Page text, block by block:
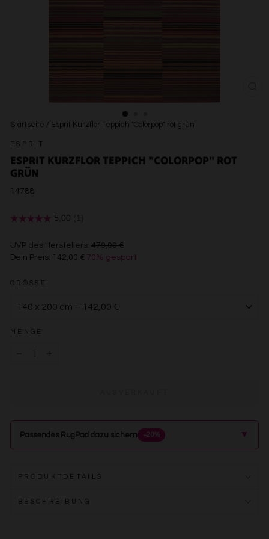
Startseite / Esprit Kurzflor Teppich "Colorpop" rot grün
ESPRIT
ESPRIT KURZFLOR TEPPICH "COLORPOP" ROT
GRÜN
14788
UVP des Herstellers: 479,00 €€479,00
Dein Preis: 142,00 € 70% gespart
GRÖSSE
MENGE
Passendes RugPad dazu sichern −20% ▲
PRODUKTDETAILS
BESCHREIBUNG